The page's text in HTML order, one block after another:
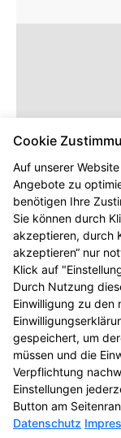
sobald
Cookie
Auf unserer
Angebote zu
benötigen Ihre
Sie können durch
akzeptieren, durch
akzeptieren“ nur
Klick auf
Durch Nutzung
Einwilligung zu den
gespeichert, um
müssen und die
Verpflichtung
Einstellungen
Button am
Datenschutz